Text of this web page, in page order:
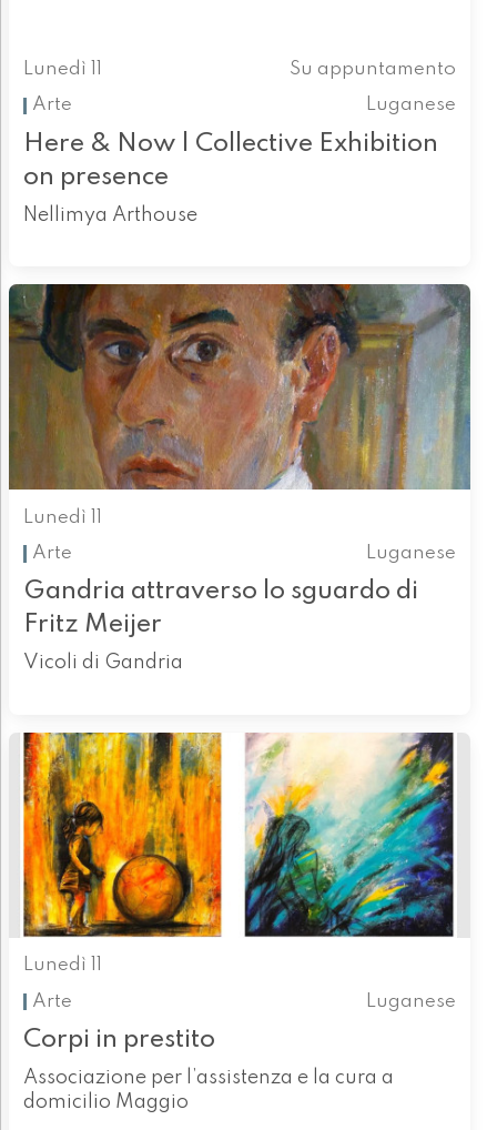
Lunedì 11
Su appuntamento
Arte
Luganese
Here & Now | Collective Exhibition
on presence
Nellimya Arthouse
Lunedì 11
Arte
Luganese
Gandria attraverso lo sguardo di
Fritz Meijer
Vicoli di Gandria
Lunedì 11
Arte
Luganese
Corpi in prestito
Associazione per l’assistenza e la cura a
domicilio Maggio